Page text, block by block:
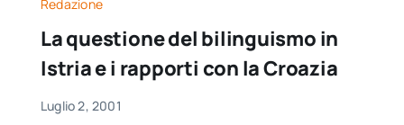
Redazione
La questione del bilinguismo in
Istria e i rapporti con la Croazia
Luglio 2, 2001